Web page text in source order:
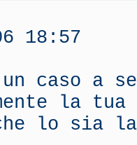
18:57
caso a
la
lo sia